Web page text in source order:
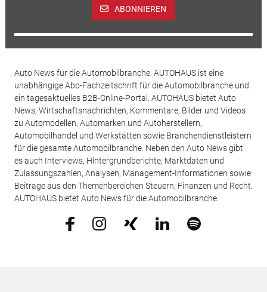
ABONNIEREN
Auto News für die Automobilbranche: AUTOHAUS ist eine
unabhängige Abo-Fachzeitschrift für die Automobilbranche und
ein tagesaktuelles B2B-Online-Portal. AUTOHAUS bietet Auto
News, Wirtschaftsnachrichten, Kommentare, Bilder und Videos
zu Automodellen, Automarken und Autoherstellern,
Automobilhandel und Werkstätten sowie Branchendienstleistern
für die gesamte Automobilbranche. Neben den Auto News gibt
es auch Interviews, Hintergrundberichte, Marktdaten und
Zulassungszahlen, Analysen, Management-Informationen sowie
Beiträge aus den Themenbereichen Steuern, Finanzen und Recht.
AUTOHAUS bietet Auto News für die Automobilbranche.